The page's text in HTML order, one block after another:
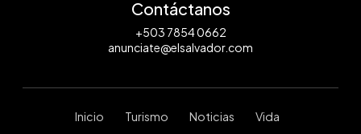
Contáctanos
+503 7854 0662
anunciate@elsalvador.com
Inicio Turismo Noticias Vida